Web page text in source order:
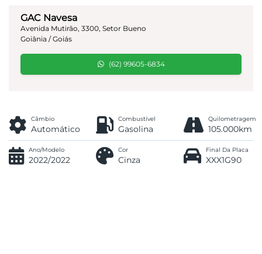
GAC Navesa
Avenida Mutirão, 3300, Setor Bueno
Goiânia / Goiás
(62) 99605-6834
Câmbio
Automático
Combustível
Gasolina
Quilometragem
105.000km
Ano/Modelo
2022/2022
Cor
Cinza
Final Da Placa
XXX1G90